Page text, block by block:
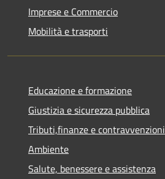
Imprese e Commercio
Mobilità e trasporti
Educazione e formazione
Giustizia e sicurezza pubblica
Tributi,finanze e contravvenzioni
Ambiente
Salute, benessere e assistenza